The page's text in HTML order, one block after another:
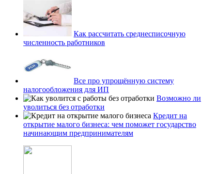
Как рассчитать среднесписочную
численность работников
Все про упрощённую систему
налогообложения для ИП
Возможно ли
уволиться без отработки
Кредит на
открытие малого бизнеса: чем поможет государство
начинающим предпринимателям